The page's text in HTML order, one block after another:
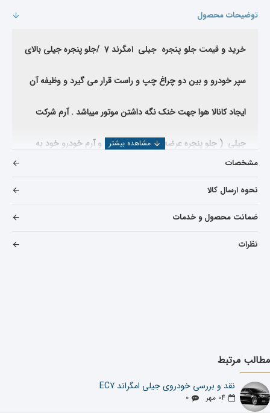
توضیحات محصول
خرید و قیمت جلو پنجره جیلی امگرند 7 / جلو پنجره جیلی بالای
سپر خودرو و بین دو چراغ چپ و راست قرار می گیرد و وظیفه آن
ایجاد کانالا هوا جهت خنک نگه داشتن موتور میباشد . آرم شرکت
جیلی ( جلو پنجره عرضه شده فاقد آرم بود و آرم خودرو خود به
تنهایی یک قطعه الصاقی است که بر روی آن نصب می گردد ) بر
روی این قطعه نصب و نمای جلوی خودرو را کامل می کند آلیاژ این
خرید جلو پنجره جیلی امگرند 7
در خرید جلو پنجره جیلی
مشخصات
نحوه ارسال کالا
ضمانت محصول و خدمات
نظرات
مطالب مرتبط
نقد و بررسی خودروی جیلی امگراند EC7
04 مهر 0